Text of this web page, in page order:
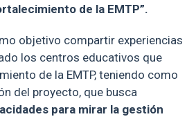
de la EMTP”.
objetivo compartir experiencias
los centros educativos que
de la EMTP, teniendo como
del proyecto, que busca
para mirar la gestión